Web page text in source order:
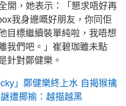
開，她表示：「懇求唔好再
我身邊嘅好朋友，你同佢
目標繼續裝單純啦，我唔想
我們吧。」崔碧珈雖未點
針對鄭健樂。
」鄭健樂終上水 自揭猴擒
遭揶揄：越描越黑